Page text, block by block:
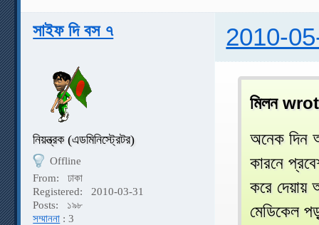
সাইফ দি বস ৭ 2010-
নিয়ন্ত্রক (এডমিনিস্ট্রেটর)
Offline
From:
ঢাকা
Registered:
2010-03-31
Posts:
১৯৮
সম্মাননা : 3
মিলন
অনেক দিন
কারনে
করে
মেডিকেল